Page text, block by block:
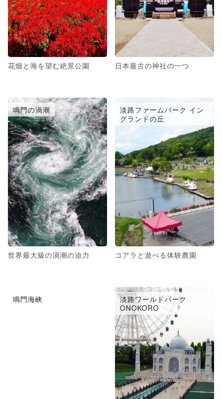
花畑と海を望む絶景公園 日本最古の神社の一つ
鳴門の渦潮
世界最大級の渦潮の迫力
淡路ファームパーク イン
グランドの丘
コアラと遊べる体験農園
鳴門海峡
淡路ワールドパーク
ONOKORO